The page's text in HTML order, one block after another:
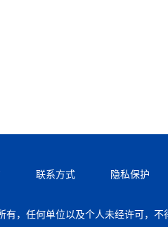
联系方式 隐私保护
，任何单位以及个人未经许可，不